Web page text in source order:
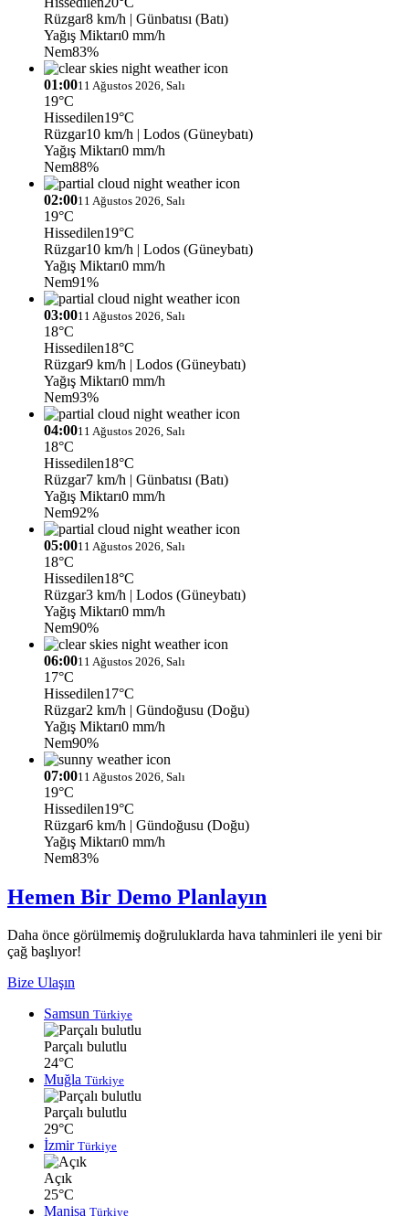
Rüzgar8 km/h | Günbatısı (Batı)
Yağış Miktarı0 mm/h
Nem83%
01:0011 Ağustos 2026, Salı
19°C
Hissedilen19°C
Rüzgar10 km/h | Lodos (Güneybatı)
Yağış Miktarı0 mm/h
Nem88%
02:0011 Ağustos 2026, Salı
19°C
Hissedilen19°C
Rüzgar10 km/h | Lodos (Güneybatı)
Yağış Miktarı0 mm/h
Nem91%
03:0011 Ağustos 2026, Salı
18°C
Hissedilen18°C
Rüzgar9 km/h | Lodos (Güneybatı)
Yağış Miktarı0 mm/h
Nem93%
04:0011 Ağustos 2026, Salı
18°C
Hissedilen18°C
Rüzgar7 km/h | Günbatısı (Batı)
Yağış Miktarı0 mm/h
Nem92%
05:0011 Ağustos 2026, Salı
18°C
Hissedilen18°C
Rüzgar3 km/h | Lodos (Güneybatı)
Yağış Miktarı0 mm/h
Nem90%
06:0011 Ağustos 2026, Salı
17°C
Hissedilen17°C
Rüzgar2 km/h | Gündoğusu (Doğu)
Yağış Miktarı0 mm/h
Nem90%
07:0011 Ağustos 2026, Salı
19°C
Hissedilen19°C
Rüzgar6 km/h | Gündoğusu (Doğu)
Yağış Miktarı0 mm/h
Nem83%
Hemen Bir Demo Planlayın
Daha önce görülmemiş doğruluklarda hava tahminleri ile yeni bir
çağ başlıyor!
Bize Ulaşın
Samsun Türkiye
Parçalı bulutlu
24°C
Muğla Türkiye
Parçalı bulutlu
29°C
İzmir Türkiye
Açık
25°C
Manisa Türkiye